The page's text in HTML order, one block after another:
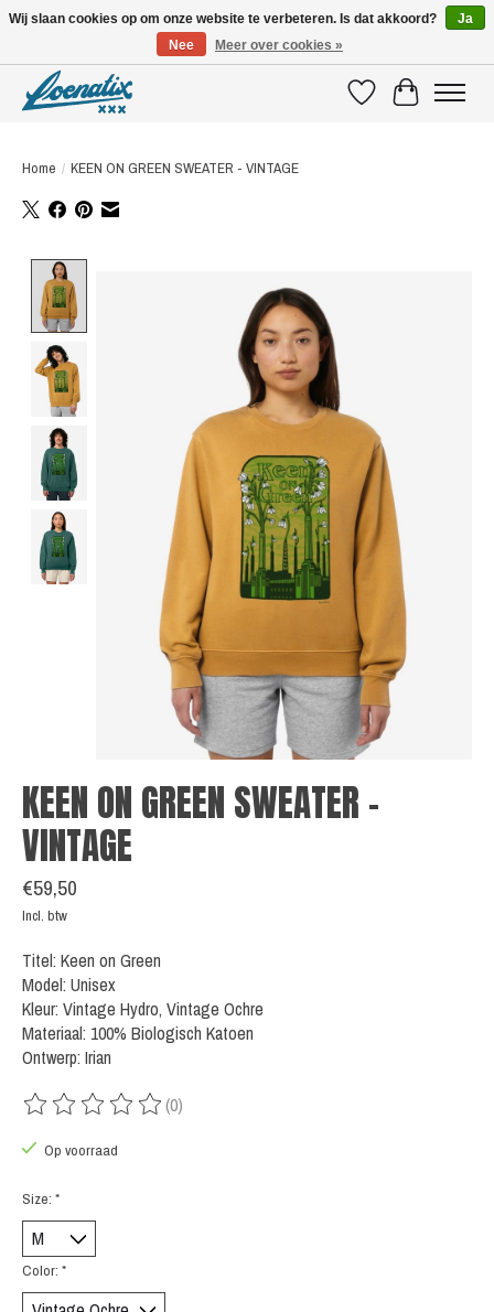
VerlanglijstWinkelwagen
Home / KEEN ON GREEN SWEATER - VINTAGE
KEEN ON GREEN SWEATER -
VINTAGE
€59,50
Incl. btw
Titel: Keen on Green
Model: Unisex
Kleur: Vintage Hydro, Vintage Ochre
Materiaal: 100% Biologisch Katoen
Ontwerp: Irian
De beoordeling van dit product is
(0)
Op voorraad
Size: *
Color: *
Wij slaan cookies op om onze website te verbeteren. Is dat akkoord?
Ja
Nee
Meer over cookies »